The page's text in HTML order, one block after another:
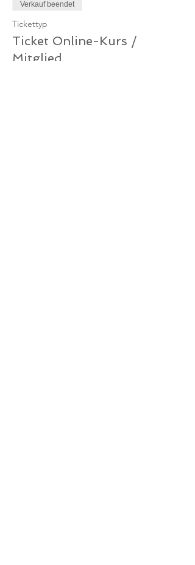
Verkauf beendet
Tickettyp
Ticket Online-Kurs /
Mitglied